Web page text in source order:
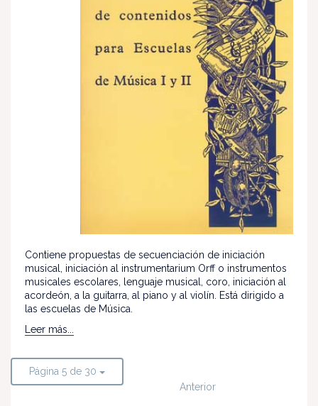
Contiene propuestas de secuenciación de iniciación
musical, iniciación al instrumentarium Orff o instrumentos
musicales escolares, lenguaje musical, coro, iniciación al
acordeón, a la guitarra, al piano y al violín. Está dirigido a
las escuelas de Música.
Leer más...
Página 5 de 30
Anterior